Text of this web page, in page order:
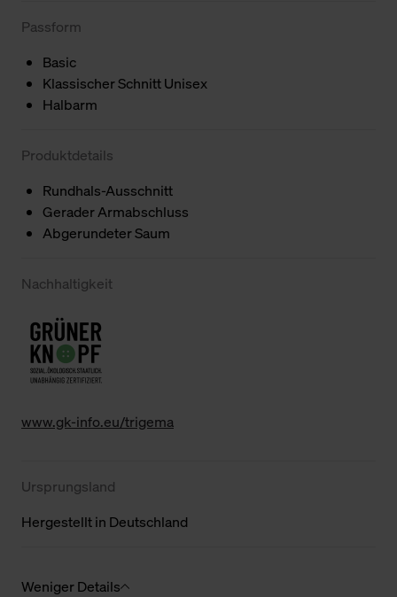
Passform
Basic
Klassischer Schnitt Unisex
Halbarm
Produktdetails
Rundhals-Ausschnitt
Gerader Armabschluss
Abgerundeter Saum
Nachhaltigkeit
www.gk-info.eu/trigema
Ursprungsland
Hergestellt in Deutschland
Weniger Details